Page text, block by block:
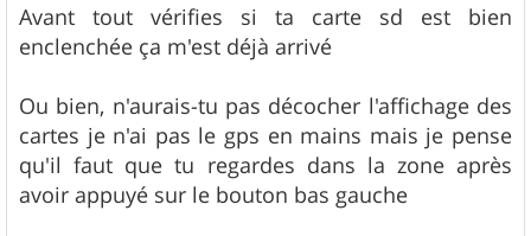
s
s
a
Avant tout vérifies si ta carte sd est bien
enclenchée ça m'est déjà arrivé
Ou bien, n'aurais-tu pas décocher l'affichage des
cartes je n'ai pas le gps en mains mais je pense
qu'il faut que tu regardes dans la zone après
avoir appuyé sur le bouton bas gauche